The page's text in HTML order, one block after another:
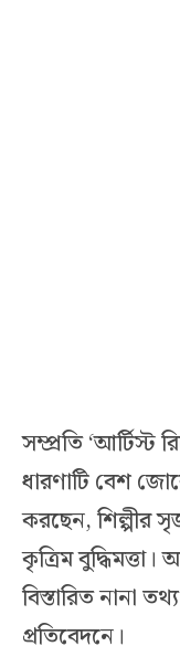
সম্প্রতি ‘আর্টিস্ট
ধারণাটি বেশ
করছেন, শিল্পীর
কৃত্রিম
বিস্তারিত নানা
প্রতিবেদনে।